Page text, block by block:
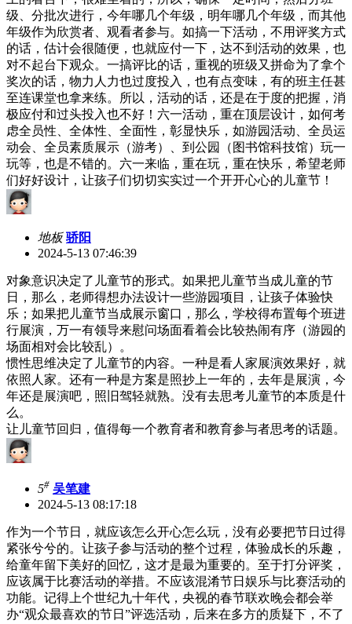
级、分批次进行，今年哪几个年级，明年哪几个年级，而其他
年级作为欣赏者、观看者参与。如搞一下活动，不用评奖方式
的话，估计会很随便，也就应付一下，达不到活动的效果，也
对不起台下观众。一搞评比的话，重视的班级又拼命为了拿个
奖次的话，物力人力也过度投入，也有点变味，有的班主任甚
至连课堂也拿来练。所以，活动的话，还是在于度的把握，消
极应付和过头投入也不好！六一活动，重在顶层设计，如何考
虑全员性、全体性、全面性，彰显快乐，如游园活动、全员运
动会、全员素质展示（游考）、到公园（图书馆科技馆）玩一
玩等，也是不错的。六一来临，重在玩，重在快乐，希望老师
们好好设计，让孩子们切切实实过一个开开心心的儿童节！
地板 骄阳
2024-5-13 07:46:39
对象意识决定了儿童节的形式。如果把儿童节当成儿童的节
日，那么，老师得想办法设计一些游园项目，让孩子体验快
乐；如果把儿童节当成展示窗口，那么，学校得布置每个班进
行展演，万一有领导来慰问场面看着会比较热闹有序（游园的
场面相对会比较乱）。
惯性思维决定了儿童节的内容。一种是看人家展演效果好，就
依照人家。还有一种是方案是照抄上一年的，去年是展演，今
年还是展演吧，照旧驾轻就熟。没有去思考儿童节的本质是什
么。
让儿童节回归，值得每一个教育者和教育参与者思考的话题。
5# 吴笔建
2024-5-13 08:17:18
作为一个节日，就应该怎么开心怎么玩，没有必要把节日过得
紧张兮兮的。让孩子参与活动的整个过程，体验成长的乐趣，
给童年留下美好的回忆，这才是最为重要的。至于打分评奖，
应该属于比赛活动的举措。不应该混淆节日娱乐与比赛活动的
功能。记得上个世纪九十年代，央视的春节联欢晚会都会举
办“观众最喜欢的节日”评选活动，后来在多方的质疑下，不了